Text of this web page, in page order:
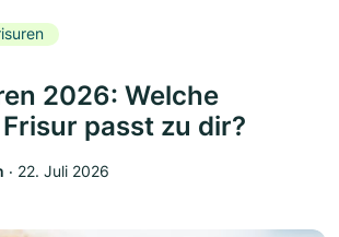
2026: Welche
passt zu dir?
‧ 22. Juli 2026